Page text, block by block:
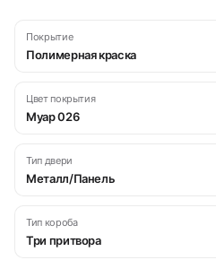
Покрытие
Полимерная краска
Цвет покрытия
Муар 026
Тип двери
Металл/Панель
Тип короба
Три притвора